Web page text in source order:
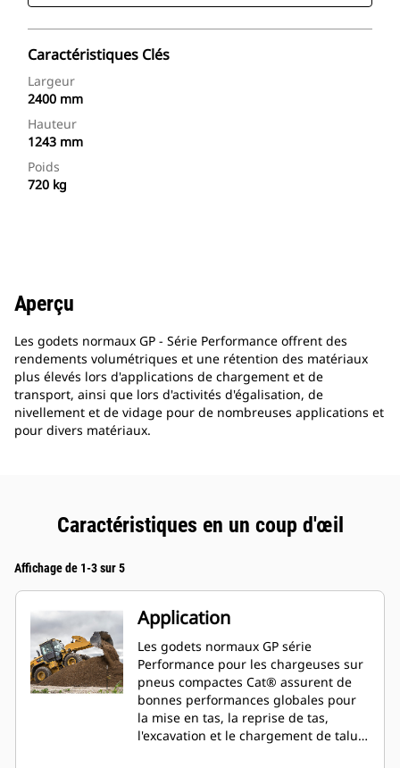
Caractéristiques Clés
Largeur
2400 mm
Hauteur
1243 mm
Poids
720 kg
Aperçu
Les godets normaux GP - Série Performance offrent des
rendements volumétriques et une rétention des matériaux
plus élevés lors d'applications de chargement et de
transport, ainsi que lors d'activités d'égalisation, de
nivellement et de vidage pour de nombreuses applications et
pour divers matériaux.
Caractéristiques en un coup d'œil
Affichage de 1-3 sur 5
Application
Les godets normaux GP série
Performance pour les chargeuses sur
pneus compactes Cat® assurent de
bonnes performances globales pour
la mise en tas, la reprise de tas,
l'excavation et le chargement de talus.